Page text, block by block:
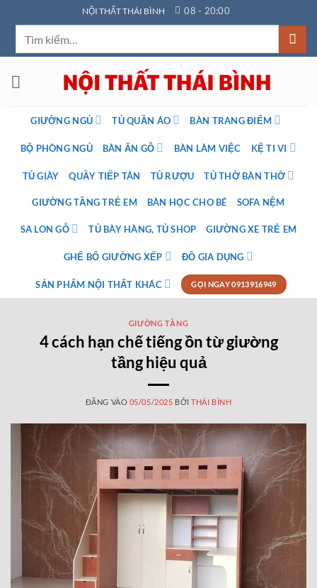
qua
dung
NỘI THẤT THÁI BÌNH 08 - 20:00
GIƯỜNG NGỦ TỦ QUẦN ÁO BÀN TRANG ĐIỂM
BỘ PHÒNG NGỦ BÀN ĂN GỖ BÀN LÀM VIỆC KỆ TI VI
TỦ GIÀY QUẦY TIẾP TÂN TỦ RƯỢU TỦ THỜ BÀN THỜ
GIƯỜNG TẦNG TRẺ EM BÀN HỌC CHO BÉ SOFA NỆM
SA LON GỖ TỦ BÀY HÀNG, TỦ SHOP GIƯỜNG XE TRẺ EM
GHẾ BỐ GIƯỜNG XẾP ĐỒ GIA DỤNG
SẢN PHẨM NỘI THẤT KHÁC GỌI NGAY 0913916949
GIƯỜNG TẦNG
4 cách hạn chế tiếng ồn từ giường
tầng hiệu quả
ĐĂNG VÀO 05/05/2025 BỞITHÁI BÌNH